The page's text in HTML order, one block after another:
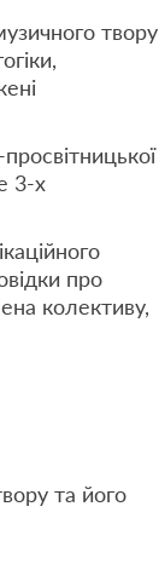
твору
3-х
про
колективу,
та його